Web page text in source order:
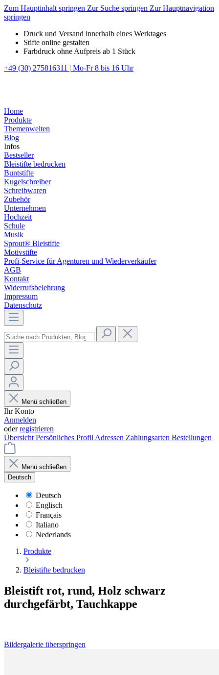
Zum Hauptinhalt springen Zur Suche springen Zur Hauptnavigation
springen
Druck und Versand innerhalb eines Werktages
Stifte online gestalten
Farbdruck ohne Aufpreis ab 1 Stück
+49 (30) 275816311 | Mo-Fr 8 bis 16 Uhr
Home
Produkte
Themenwelten
Blog
Infos
Bestseller
Bleistifte bedrucken
Buntstifte
Kugelschreiber
Schreibwaren
Zubehör
Unternehmen
Hochzeit
Schule
Musik
Sprout® Bleistifte
Motivstifte
Profi-Service für Agenturen und Wiederverkäufer
AGB
Kontakt
Widerrufsbelehrung
Impressum
Datenschutz
Menü schließen
Ihr Konto
Anmelden
oderregistrieren
Übersicht Persönliches Profil Adressen Zahlungsarten Bestellungen
Menü schließen
Deutsch
Deutsch
Englisch
Français
Italiano
Nederlands
Produkte
Bleistifte bedrucken
Bleistift rot, rund, Holz schwarz
durchgefärbt, Tauchkappe
Bildergalerie überspringen